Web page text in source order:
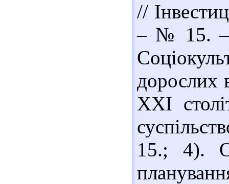
//
– № 15. –
дорослих
ХХІ
15.; 4).